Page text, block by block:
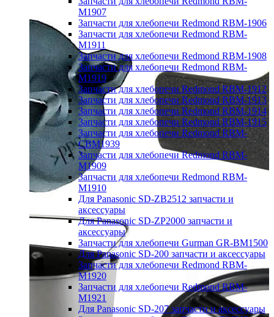
M1907
Запчасти для хлебопечи Redmond RBM-1906
Запчасти для хлебопечи Redmond RBM-
M1911
Запчасти для хлебопечи Redmond RBM-1908
Запчасти для хлебопечи Redmond RBM-
M1919
Запчасти для хлебопечи Redmond RBM-1912
Запчасти для хлебопечи Redmond RBM-1913
Запчасти для хлебопечи Redmond RBM-1914
Запчасти для хлебопечи Redmond RBM-1915
Запчасти для хлебопечи Redmond RBM-
CBM1939
Запчасти для хлебопечи Redmond RBM-
M1909
Запчасти для хлебопечи Redmond RBM-
M1910
Для Panasonic SD-ZB2512 запчасти и
аксессуары
Для Panasonic SD-ZP2000 запчасти и
аксессуары
Запчасти для хлебопечи Gurman GR-BM1500
Для Panasonic SD-200 запчасти и аксессуары
Запчасти для хлебопечи Redmond RBM-
M1920
Запчасти для хлебопечи Redmond RBM-
M1921
Для Panasonic SD-207 запчасти и аксессуары